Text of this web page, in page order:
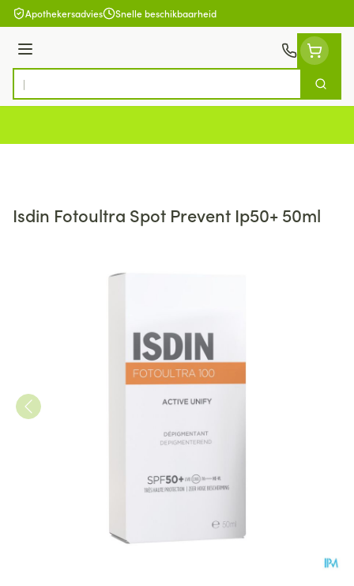
Ga naar de inhoud
Apothekersadvies Snelle beschikbaarheid
Menu
Product, merk, categorie...
Zoek
Isdin Fotoultra Spot Prevent Ip50+ 50ml